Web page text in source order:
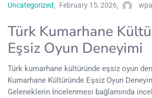
Uncategorized February 15, 2026
Türk Kumarhane
Eşsiz Oyun Deneyimi
Türk kumarhane kültüründe eşsiz oyun
Kumarhane Kültüründe Eşsiz Oyun
Geleneklerin İncelenmesi bağlamında